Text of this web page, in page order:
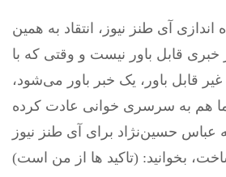
اندازی آی طنز نیوز، انتقاد به همین
قابل باور نیست و وقتی که با
قابل باور، یک خبر باور می‌شود،
هم به سرسری خوانی عادت کرده
عباس حسین‌نژاد برای آی طنز نیوز
بخوانید: (تاکید ها از من است)